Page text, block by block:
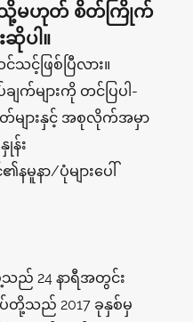
က် သို့မဟုတ် စိတ်ကြိုက်
ဆိုပါ။
င်သင့်ဖြစ်ပြီလား။
များကို တင်ပြပါ-
တ်များနှင့် အစုလိုက်အမှာ
န်း
မူနာ/ပုံများပေါ်
သည် 24 နာရီအတွင်း
ပ်တို့သည် 2017 ခုနှစ်မှ